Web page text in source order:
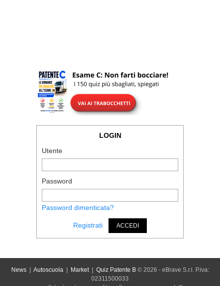
LOGIN
Utente
Password
Password dimenticata?
Registrati ACCEDI
News| Autoscuola| Market| Quiz Patente B© 2026 - eBrave S.r.l. P.iva:
02311500033